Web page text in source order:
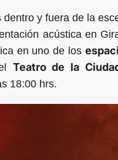
y fuera de la
acústica en
en uno de los
Teatro de la
18:00 hrs.